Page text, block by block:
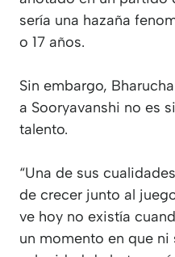
sería una hazaña
o 17 años.
Sin embargo,
a Sooryavanshi no es
talento.
“Una de sus
de crecer junto al
ve hoy no existía
un momento en que ni